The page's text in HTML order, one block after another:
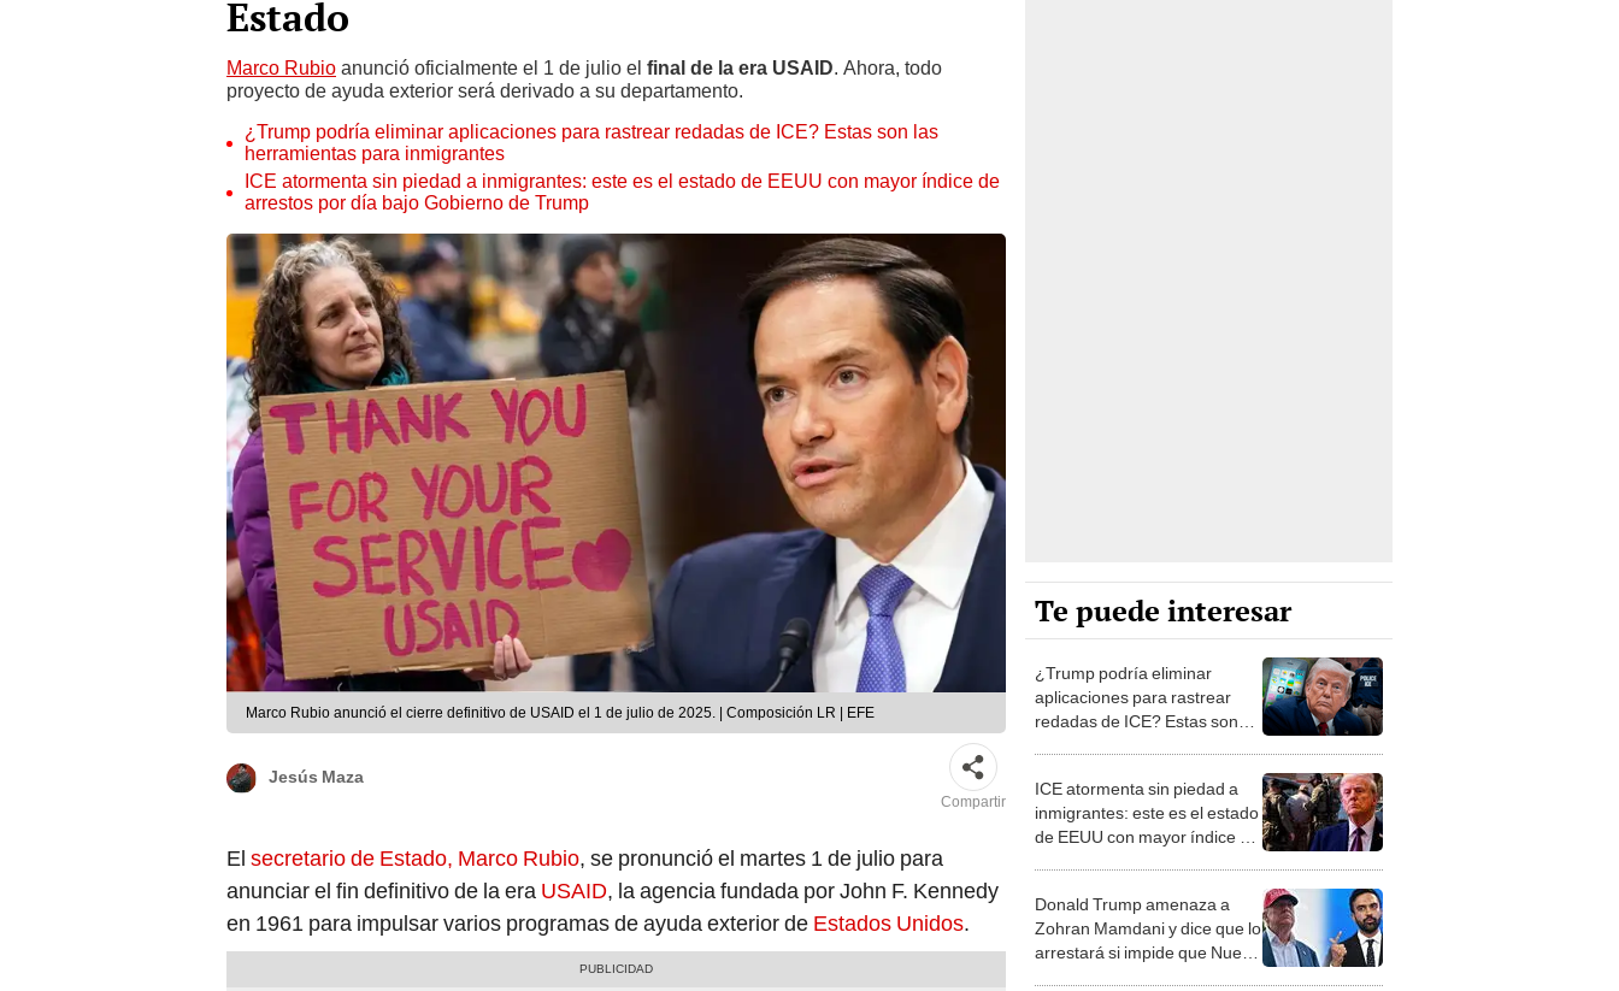
Estado
Marco Rubio anunció oficialmente el 1 de julio el final de la era USAID. Ahora, todo
proyecto de ayuda exterior será derivado a su departamento.
¿Trump podría eliminar aplicaciones para rastrear redadas de ICE? Estas son las
herramientas para inmigrantes
ICE atormenta sin piedad a inmigrantes: este es el estado de EEUU con mayor índice de
arrestos por día bajo Gobierno de Trump
Marco Rubio anunció el cierre definitivo de USAID el 1 de julio de 2025. | Composición LR | EFE
Jesús Maza
Compartir
El secretario de Estado, Marco Rubio, se pronunció el martes 1 de julio para
anunciar el fin definitivo de la era USAID, la agencia fundada por John F. Kennedy
en 1961 para impulsar varios programas de ayuda exterior de Estados Unidos.
Te puede interesar
¿Trump podría eliminar
aplicaciones para rastrear
redadas de ICE? Estas son
ICE atormenta sin piedad a
inmigrantes: este es el estado
de EEUU con mayor índice de
Donald Trump amenaza a
Zohran Mamdani y dice que lo
arrestará si impide que Nueva